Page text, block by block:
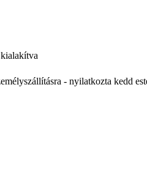
- nyilatkozta kedd